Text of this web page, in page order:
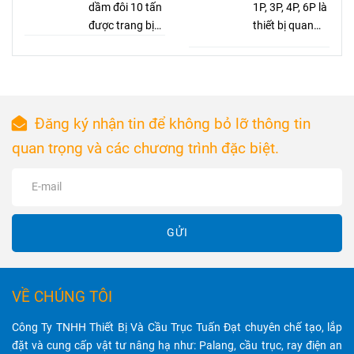
ổn định từ
nhiều năm qua.
trục 3P hàng
có sẳn tại kho
dầm đôi 10 tấn
được trang bị
chuẩn bảo vệ
IP44, IP54,
đảm bảo khả
1P, 3P, 4P, 6P là
thiết bị quan
điện, đảm bảo
an toàn và hiệu
suất hoạt động
Đăng ký nhận tin để không bỏ lỡ thông tin
quan trọng và các chương trình đặc biệt.
GỬI
VỀ CHÚNG TÔI
Công Ty TNHH Thiết Bị Và Cầu Trục Tuấn Đạt chuyên chế tạo, lắp
đặt và cung cấp vật tư nâng hạ như: Palang, cầu trục, ray điện an